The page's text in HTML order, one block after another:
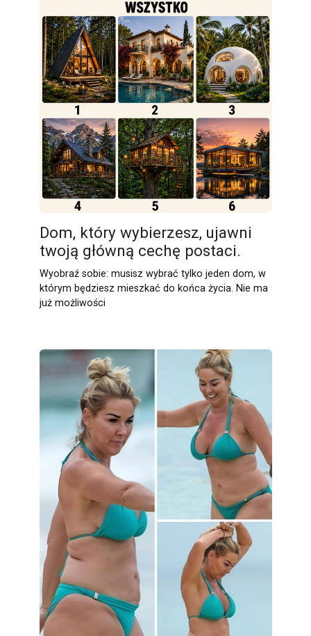
Dom, który wybierzesz, ujawni
twoją główną cechę postaci.
Wyobraź sobie: musisz wybrać tylko jeden dom, w
którym będziesz mieszkać do końca życia. Nie ma
już możliwości